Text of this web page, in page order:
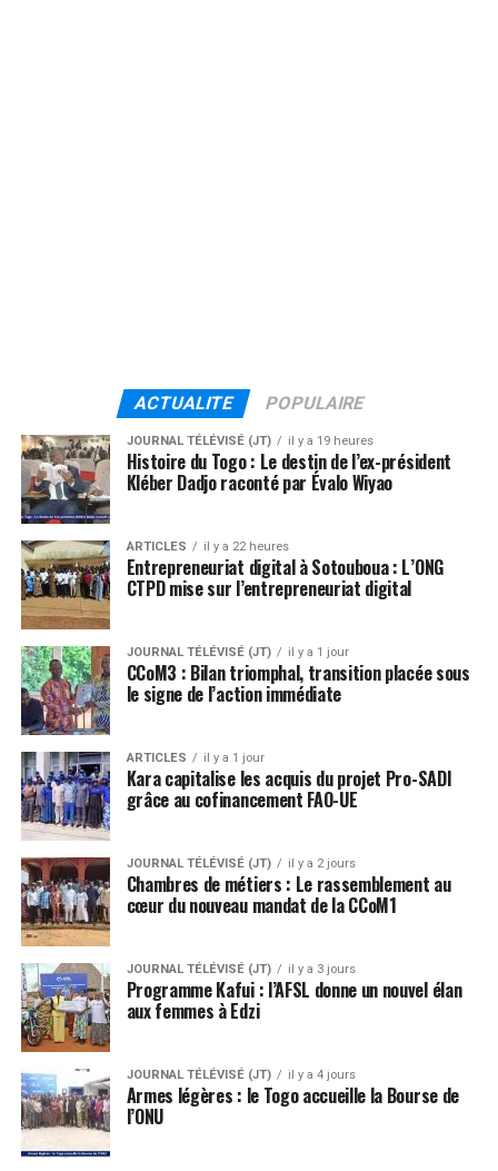
ACTUALITE POPULAIRE
JOURNAL TÉLÉVISÉ (JT) il y a 19 heures
Histoire du Togo : Le destin de l’ex-président
Kléber Dadjo raconté par Évalo Wiyao
ARTICLES il y a 22 heures
Entrepreneuriat digital à Sotouboua : L’ONG
CTPD mise sur l’entrepreneuriat digital
JOURNAL TÉLÉVISÉ (JT) il y a 1 jour
CCoM3 : Bilan triomphal, transition placée sous
le signe de l’action immédiate
ARTICLES il y a 1 jour
Kara capitalise les acquis du projet Pro-SADI
grâce au cofinancement FAO-UE
JOURNAL TÉLÉVISÉ (JT) il y a 2 jours
Chambres de métiers : Le rassemblement au
cœur du nouveau mandat de la CCoM1
JOURNAL TÉLÉVISÉ (JT) il y a 3 jours
Programme Kafui : l’AFSL donne un nouvel élan
aux femmes à Edzi
JOURNAL TÉLÉVISÉ (JT) il y a 4 jours
Armes légères : le Togo accueille la Bourse de
l’ONU